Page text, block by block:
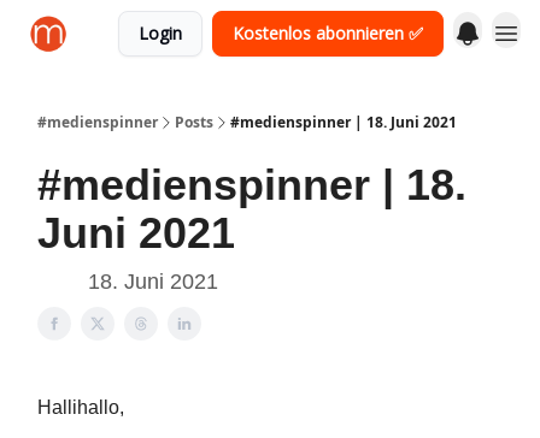
Login Kostenlos abonnieren ✅
#medienspinner Posts #medienspinner | 18. Juni 2021
#medienspinner | 18.
Juni 2021
18. Juni 2021
Hallihallo,